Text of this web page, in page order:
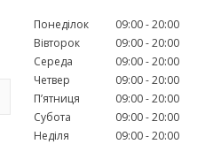
Понеділок 09:00 20:00
Вівторок
09:00 20:00
Середа
09:00 20:00
Четвер
09:00 20:00
Пʼятниця
09:00 20:00
Субота
09:00 20:00
Неділя
09:00 20:00